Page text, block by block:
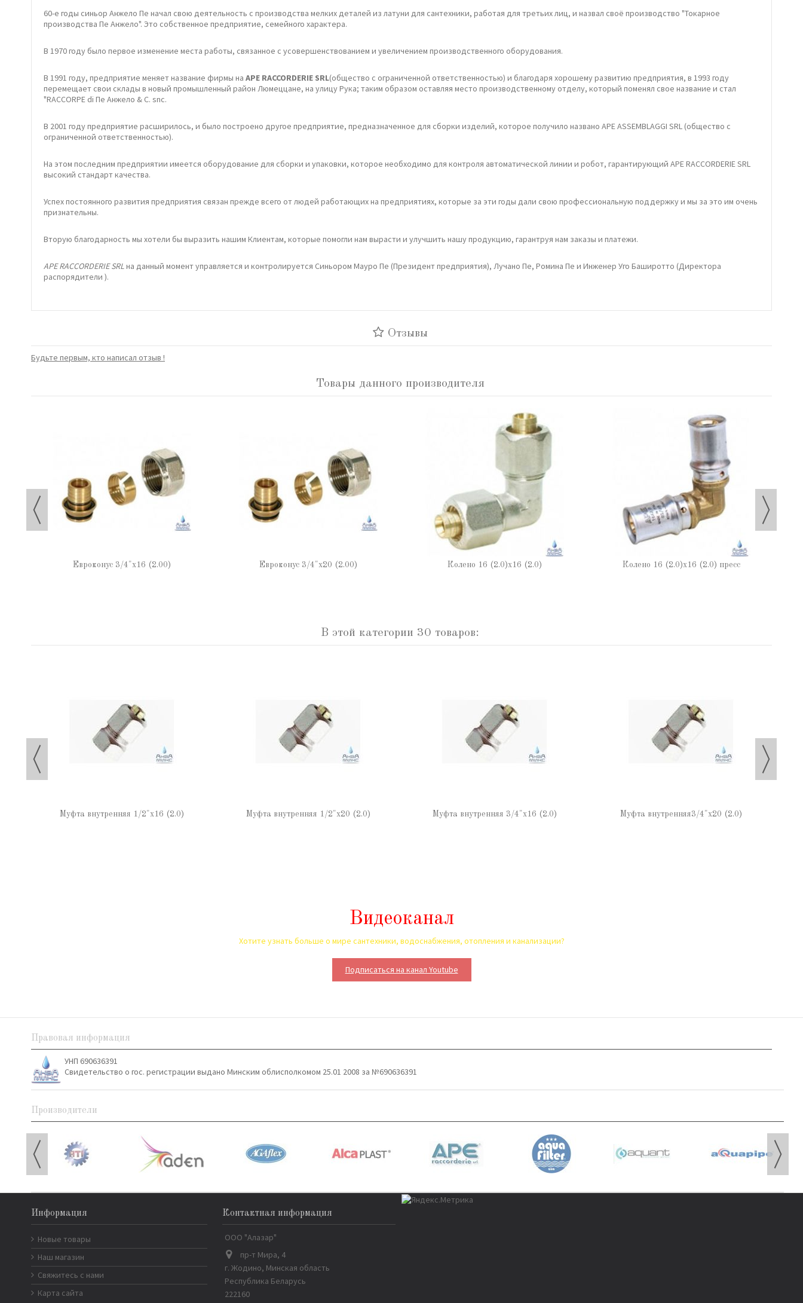
60-е годы синьор Анжело Пе начал свою деятельность с производства мелких деталей из латуни для сантехники, работая для третьих лиц, и назвал своё производство "Токарное
производства Пе Анжело". Это собственное предприятие, семейного характера.
В 1970 году было первое изменение места работы, связанное с усовершенствованием и увеличением производственного оборудования.
В 1991 году, предприятие меняет название фирмы на APE RACCORDERIE SRL(общество с ограниченной ответственностью) и благодаря хорошему развитию предприятия, в 1993 году
перемещает свои склады в новый промышленный район Люмеццане, на улицу Рука; таким образом оставляя место производственному отделу, который поменял свое название и стал
"RACCORPE di Пе Анжело & C. snc.
В 2001 году предприятие расширилось, и было построено другое предприятие, предназначенное для сборки изделий, которое получило названо APE ASSEMBLAGGI SRL (общество с
ограниченной ответственностью).
На этом последним предприятии имеется оборудование для сборки и упаковки, которое необходимо для контроля автоматической линии и робот, гарантирующий APE RACCORDERIE SRL
высокий стандарт качества.
Успех постоянного развития предприятия связан прежде всего от людей работающих на предприятиях, которые за эти годы дали свою профессиональную поддержку и мы за это им очень
признательны.
Вторую благодарность мы хотели бы выразить нашим Клиентам, которые помогли нам вырасти и улучшить нашу продукцию, гарантруя нам заказы и платежи.
APE RACCORDERIE SRLна данный момент управляется и контролируется Синьором Мауро Пе (Президент предприятия), Лучано Пе, Ромина Пе и Инженер Уго Баширотто (Директора
распорядители ).
Отзывы
Будьте первым, кто написал отзыв !
Товары данного производителя
Евроконус 3/4"х16 (2.00) Евроконус 3/4"х20 (2.00) Колено 16 (2.0)х16 (2.0) Колено 16 (2.0)х16 (2.0) пресс
В этой категории 30 товаров:
Муфта внутренняя 1/2"х16 (2.0) Муфта внутренняя 1/2"х20 (2.0) Муфта внутренняя 3/4"х16 (2.0) Муфта внутренняя3/4"х20 (2.0)
Видеоканал
Хотите узнать больше о мире сантехники, водоснабжения, отопления и канализации?
Подписаться на канал Youtube
Правовая информация
УНП 690636391
Свидетельство о гос. регистрации выдано Минским облисполкомом 25.01 2008 за №690636391
Производители
Информация
Новые товары
Наш магазин
Свяжитесь с нами
Карта сайта
Контактная информация
ООО "Алазар"
пр-т Мира, 4
г. Жодино, Минская область
Республика Беларусь
222160